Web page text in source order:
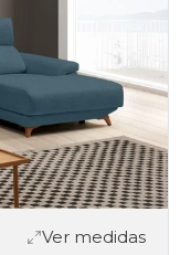
Ver medidas